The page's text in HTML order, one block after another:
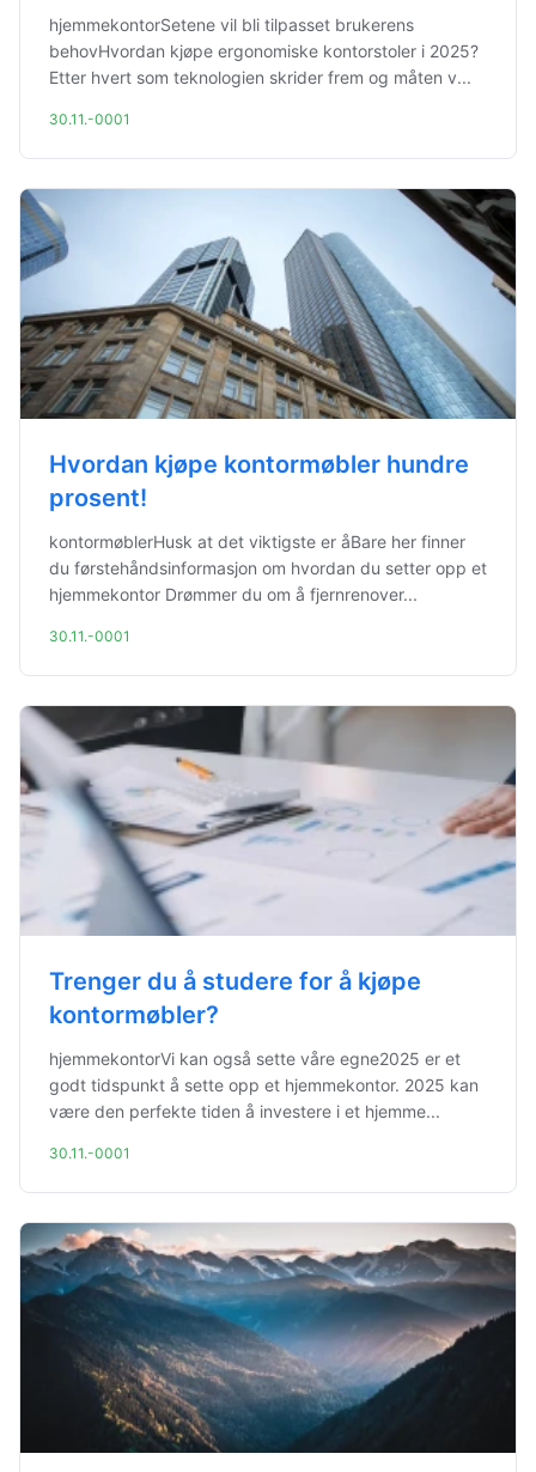
hjemmekontorSetene vil bli tilpasset brukerens
behovHvordan kjøpe ergonomiske kontorstoler i 2025?
Etter hvert som teknologien skrider frem og måten v...
30.11.-0001
Hvordan kjøpe kontormøbler hundre
prosent!
kontormøblerHusk at det viktigste er åBare her finner
du førstehåndsinformasjon om hvordan du setter opp et
hjemmekontor Drømmer du om å fjernrenover...
30.11.-0001
Trenger du å studere for å kjøpe
kontormøbler?
hjemmekontorVi kan også sette våre egne2025 er et
godt tidspunkt å sette opp et hjemmekontor. 2025 kan
være den perfekte tiden å investere i et hjemme...
30.11.-0001